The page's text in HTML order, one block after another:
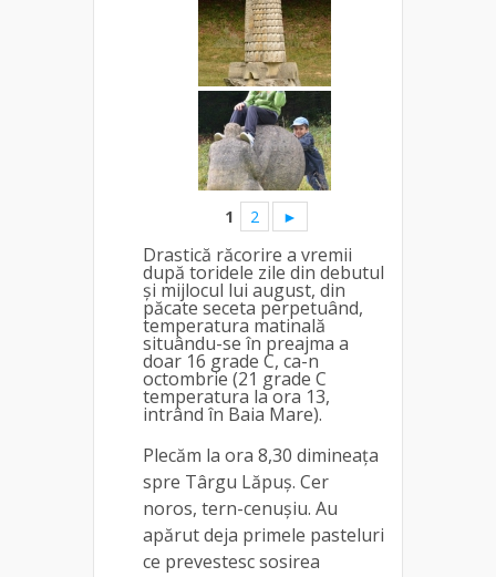
1 2 ►
Drastică răcorire a vremii
după toridele zile din debutul
și mijlocul lui august, din
păcate seceta perpetuând,
temperatura matinală
situându-se în preajma a
doar 16 grade C, ca-n
octombrie (21 grade C
temperatura la ora 13,
intrând în Baia Mare).
Plecăm la ora 8,30 dimineața
spre Târgu Lăpuș. Cer
noros, tern-cenușiu. Au
apărut deja primele pasteluri
ce prevestesc sosirea